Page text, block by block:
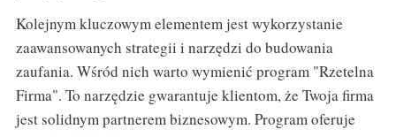
Kolejnym kluczowym elementem jest wykorzystanie
zaawansowanych strategii i narzędzi do budowania
zaufania. Wśród nich warto wymienić program "Rzetelna
Firma". To narzędzie gwarantuje klientom, że Twoja firma
jest solidnym partnerem biznesowym. Program oferuje